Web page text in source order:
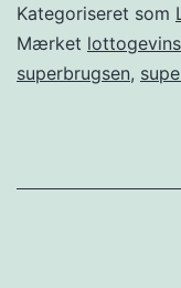
Kategoriseret som
Mærket
superbrugsen,